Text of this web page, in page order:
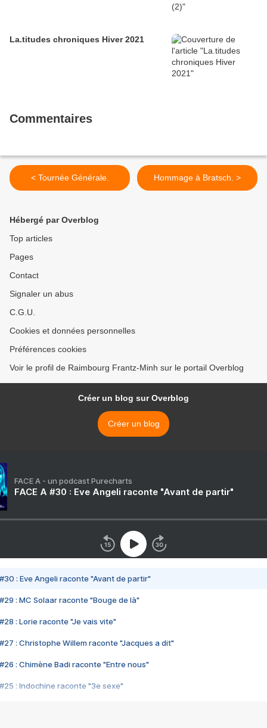
La.titudes chroniques Hiver 2021
Commentaires
< Tournée Générale. Hommage à Bratsch. >
Hébergé par Overblog
Top articles
Pages
Contact
Signaler un abus
C.G.U.
Cookies et données personnelles
Préférences cookies
Voir le profil de Raimbourg Frantz-Minh sur le portail Overblog
Créer un blog sur Overblog
Créer un blog
FACE A - un podcast Purecharts
FACE A #30 : Eve Angeli raconte "Avant de partir"
#30 : Eve Angeli raconte "Avant de partir"
#29 : MC Solaar raconte "Bouge de là"
#28 : Lorie raconte "Je vais vite"
#27 : Christophe Willem raconte "Jacques a dit"
#26 : Chimène Badi raconte "Entre nous"
#25 : Indochine raconte "3e sexe"